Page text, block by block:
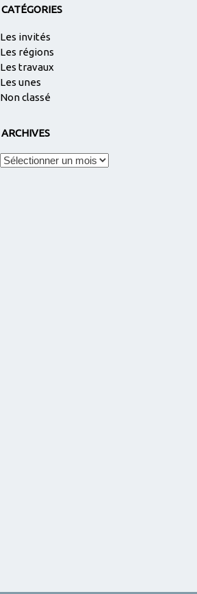
CATÉGORIES
Les invités
Les régions
Les travaux
Les unes
Non classé
ARCHIVES
Archives